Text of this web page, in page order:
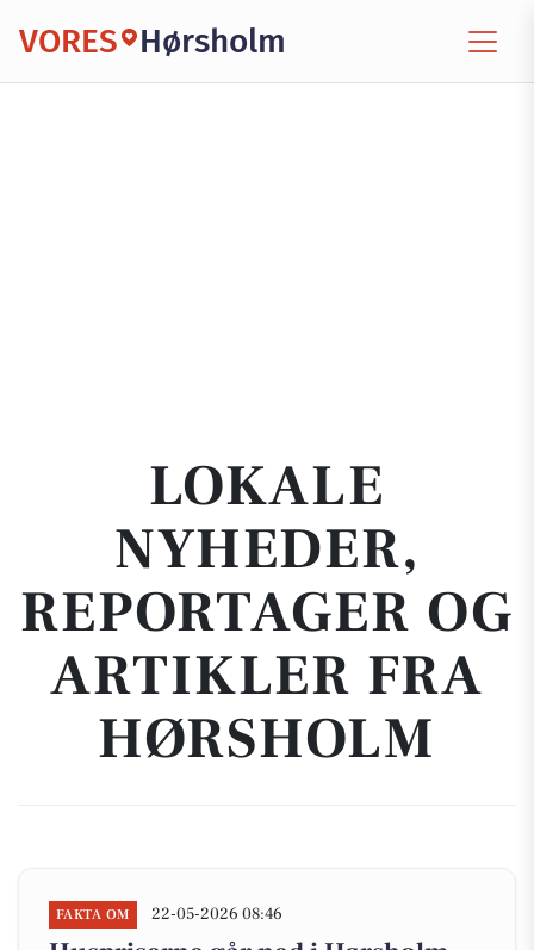
VORES Hørsholm
LOKALE
NYHEDER,
REPORTAGER OG
ARTIKLER FRA
HØRSHOLM
FAKTA OM 22-05-2026 08:46